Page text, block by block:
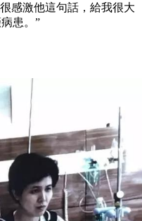
感激他這句話，給我很大
患。”